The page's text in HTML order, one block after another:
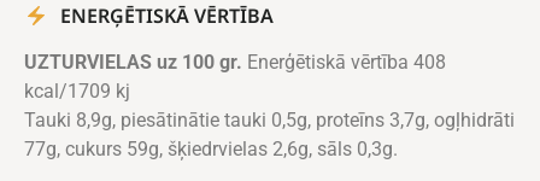
ENERĢĒTISKĀ VĒRTĪBA
UZTURVIELAS uz 100 gr. Enerģētiskā vērtība 408
kcal/1709 kj
Tauki 8,9g, piesātinātie tauki 0,5g, proteīns 3,7g, ogļhidrāti
77g, cukurs 59g, šķiedrvielas 2,6g, sāls 0,3g.